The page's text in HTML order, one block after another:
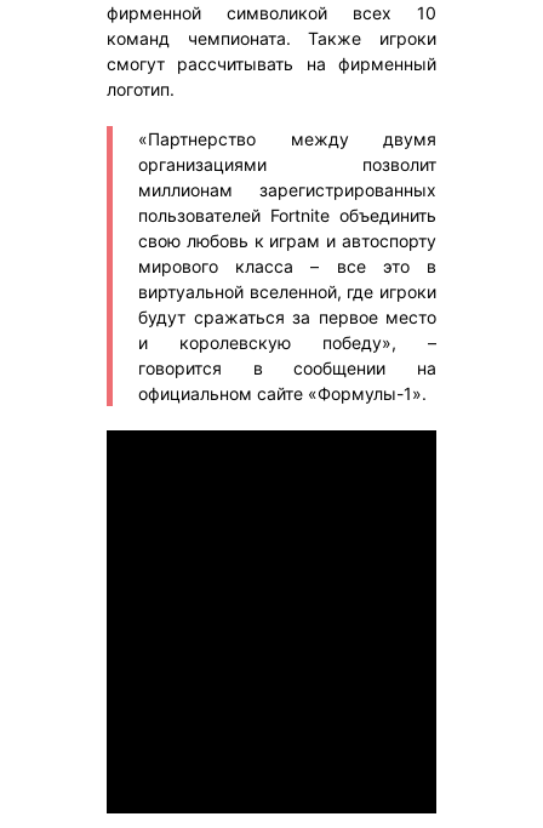
фирменной символикой всех 10
команд чемпионата. Также игроки
смогут рассчитывать на фирменный
логотип.
«Партнерство между двумя
организациями позволит
миллионам зарегистрированных
пользователей Fortnite объединить
свою любовь к играм и автоспорту
мирового класса – все это в
виртуальной вселенной, где игроки
будут сражаться за первое место
и королевскую победу», –
говорится в сообщении на
официальном сайте «Формулы-1».